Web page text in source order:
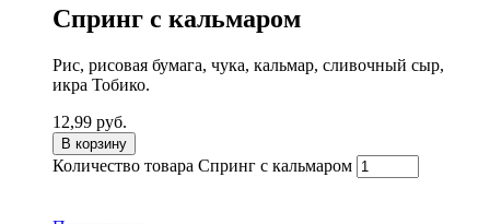
Спринг с кальмаром
Рис, рисовая бумага, чука, кальмар, сливочный сыр,
икра Тобико.
12,99 руб.
В корзину
Количество товара Спринг с кальмаром